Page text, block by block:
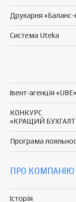
Друкарня «Баланс-
Система Uteka
Івент-агенція «UBE»
КОНКУРС
«КРАЩИЙ
Програма
ПРО КОМПАНІЮ
Історія